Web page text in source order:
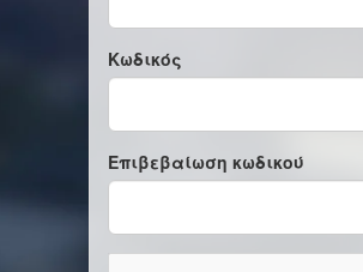
Κωδικός
Επιβεβαίωση κωδικού